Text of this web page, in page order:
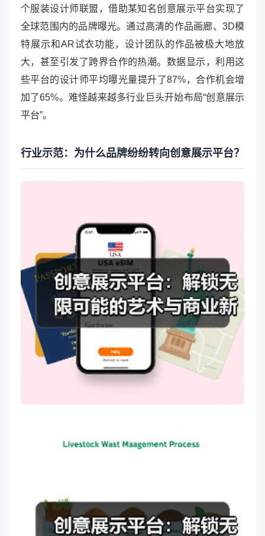
个服装设计师联盟，借助某知名创意展示平台实现了
全球范围内的品牌曝光。通过高清的作品画廊、3D模
特展示和AR试衣功能，设计团队的作品被极大地放
大，甚至引发了跨界合作的热潮。数据显示，利用这
些平台的设计师平均曝光量提升了87%，合作机会增
加了65%。难怪越来越多行业巨头开始布局“创意展示
平台”。
行业示范：为什么品牌纷纷转向创意展示平台？